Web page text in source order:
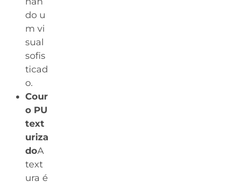
do u
m vi
sual
sofis
ticad
o.
Cour
o PU
text
uriza
doA
text
ura é